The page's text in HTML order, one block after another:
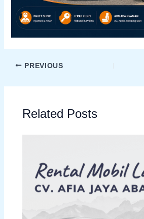
PREVIOUS
Related Posts